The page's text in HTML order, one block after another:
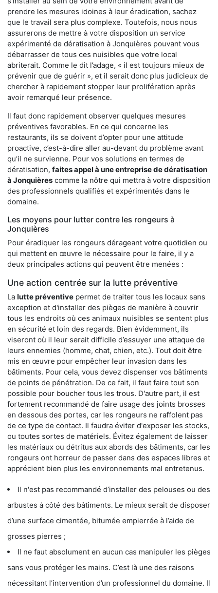
prendre les mesures idoines à leur éradication, sachez
que le travail sera plus complexe. Toutefois, nous nous
assurerons de mettre à votre disposition un service
expérimenté de dératisation à Jonquières pouvant vous
débarrasser de tous ces nuisibles que votre local
abriterait. Comme le dit l’adage, « il est toujours mieux de
prévenir que de guérir », et il serait donc plus judicieux de
chercher à rapidement stopper leur prolifération après
avoir remarqué leur présence.
Il faut donc rapidement observer quelques mesures
préventives favorables. En ce qui concerne les
restaurants, ils se doivent d’opter pour une attitude
proactive, c’est-à-dire aller au-devant du problème avant
qu’il ne survienne. Pour vos solutions en termes de
dératisation, faites appel à une entreprise de dératisation
à Jonquières comme la nôtre qui mettra à votre disposition
des professionnels qualifiés et expérimentés dans le
domaine.
Les moyens pour lutter contre les rongeurs à
Jonquières
Pour éradiquer les rongeurs dérageant votre quotidien ou
qui mettent en œuvre le nécessaire pour le faire, il y a
deux principales actions qui peuvent être menées :
Une action centrée sur la lutte préventive
La lutte préventive permet de traiter tous les locaux sans
exception et d'installer des pièges de manière à couvrir
tous les endroits où ces animaux nuisibles se sentent plus
en sécurité et loin des regards. Bien évidemment, ils
viseront où il leur serait difficile d’essuyer une attaque de
leurs ennemies (homme, chat, chien, etc.). Tout doit être
mis en œuvre pour empêcher leur invasion dans les
bâtiments. Pour cela, vous devez dispenser vos bâtiments
de points de pénétration. De ce fait, il faut faire tout son
possible pour boucher tous les trous. D'autre part, il est
fortement recommandé de faire usage des joints brosses
en dessous des portes, car les rongeurs ne raffolent pas
de ce type de contact. Il faudra éviter d'exposer les stocks,
ou toutes sortes de matériels. Évitez également de laisser
les matériaux ou détritus aux abords des bâtiments, car les
rongeurs ont horreur de passer dans des espaces libres et
apprécient bien plus les environnements mal entretenus.
Il n'est pas recommandé d’installer des pelouses ou des
arbustes à côté des bâtiments. Le mieux serait de disposer
d’une surface cimentée, bitumée empierrée à l’aide de
grosses pierres ;
Il ne faut absolument en aucun cas manipuler les pièges
sans vous protéger les mains. C’est là une des raisons
nécessitant l’intervention d’un professionnel du domaine. Il